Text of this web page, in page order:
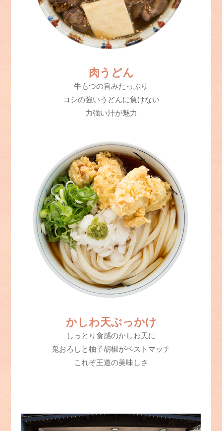
肉うどん
牛もつの旨みたっぷり
コシの強いうどんに負けない
力強い汁が魅力
かしわ天ぶっかけ
しっとり食感のかしわ天に
鬼おろしと柚子胡椒がベストマッチ
これぞ王道の美味しさ